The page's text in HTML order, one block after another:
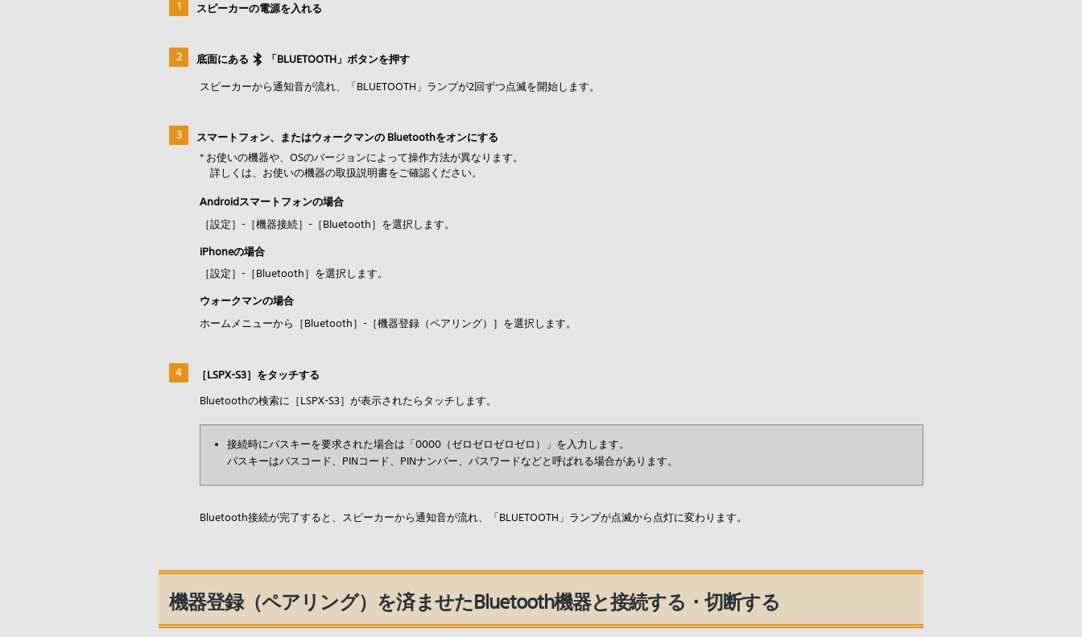
スピーカーの電源を入れる
底面にある
「BLUETOOTH」ボタンを押す
スピーカーから通知音が流れ、「BLUETOOTH」ランプが2回ずつ点滅を開始します。
スマートフォン、またはウォークマンの Bluetoothをオンにする
* お使いの機器や、OSのバージョンによって操作方法が異なります。
詳しくは、お使いの機器の取扱説明書をご確認ください。
Androidスマートフォンの場合
［設定］-［機器接続］-［Bluetooth］を選択します。
iPhoneの場合
［設定］-［Bluetooth］を選択します。
ウォークマンの場合
ホームメニューから［Bluetooth］-［機器登録（ペアリング）］を選択します。
［LSPX-S3］をタッチする
Bluetoothの検索に［LSPX-S3］が表示されたらタッチします。
接続時にパスキーを要求された場合は「0000（ゼロゼロゼロゼロ）」を入力します。
パスキーはパスコード、PINコード、PINナンバー、パスワードなどと呼ばれる場合があります。
Bluetooth接続が完了すると、スピーカーから通知音が流れ、「BLUETOOTH」ランプが点滅から点灯に変わります。
機器登録（ペアリング）を済ませたBluetooth機器と接続する・切断する